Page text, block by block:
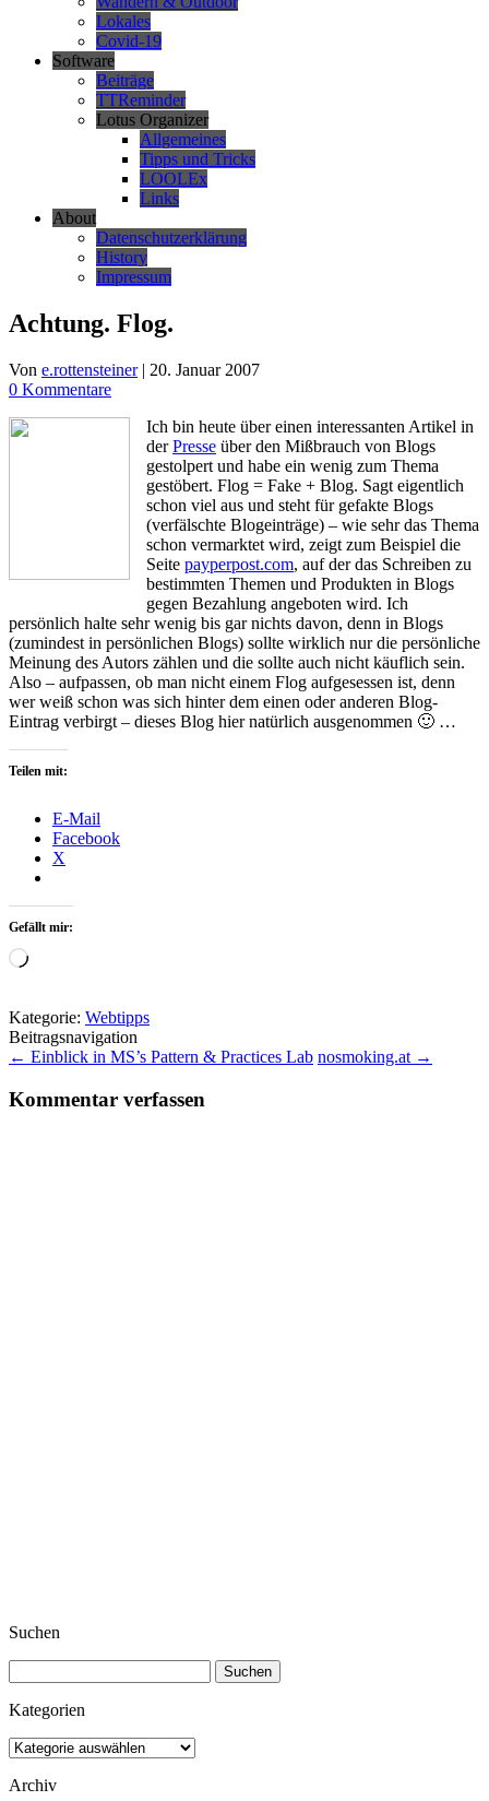
Lokales
Covid-19
Software
Beiträge
TTReminder
Lotus Organizer
Allgemeines
Tipps und Tricks
LOOLEx
Links
About
Datenschutzerklärung
History
Impressum
Achtung. Flog.
Von e.rottensteiner | 20. Januar 2007
0 Kommentare
Ich bin heute über einen interessanten Artikel in
derPresse über den Mißbrauch von Blogs
gestolpert und habe ein wenig zum Thema
gestöbert. Flog = Fake + Blog. Sagt eigentlich
schon viel aus und steht für gefakte Blogs
(verfälschte Blogeinträge) – wie sehr das Thema
schon vermarktet wird, zeigt zum Beispiel die
Seite payperpost.com, auf der das Schreiben zu
bestimmten Themen und Produkten in Blogs
gegen Bezahlung angeboten wird. Ich
persönlich halte sehr wenig bis gar nichts davon, denn in Blogs
(zumindest in persönlichen Blogs) sollte wirklich nur die persönliche
Meinung des Autors zählen und die sollte auch nicht käuflich sein.
Also – aufpassen, ob man nicht einem Flog aufgesessen ist, denn
wer weiß schon was sich hinter dem einen oder anderen Blog-
Eintrag verbirgt – dieses Blog hier natürlich ausgenommen 🙂 …
Teilen mit:
E-Mail
Facebook
X
Gefällt mir:
Wird
Kategorie: Webtipps
Beitragsnavigation
← Einblick in MS’s Pattern & Practices Lab nosmoking.at →
Kommentar verfassen
Suchen
nach:
Kategorien
Kategorien
Archiv